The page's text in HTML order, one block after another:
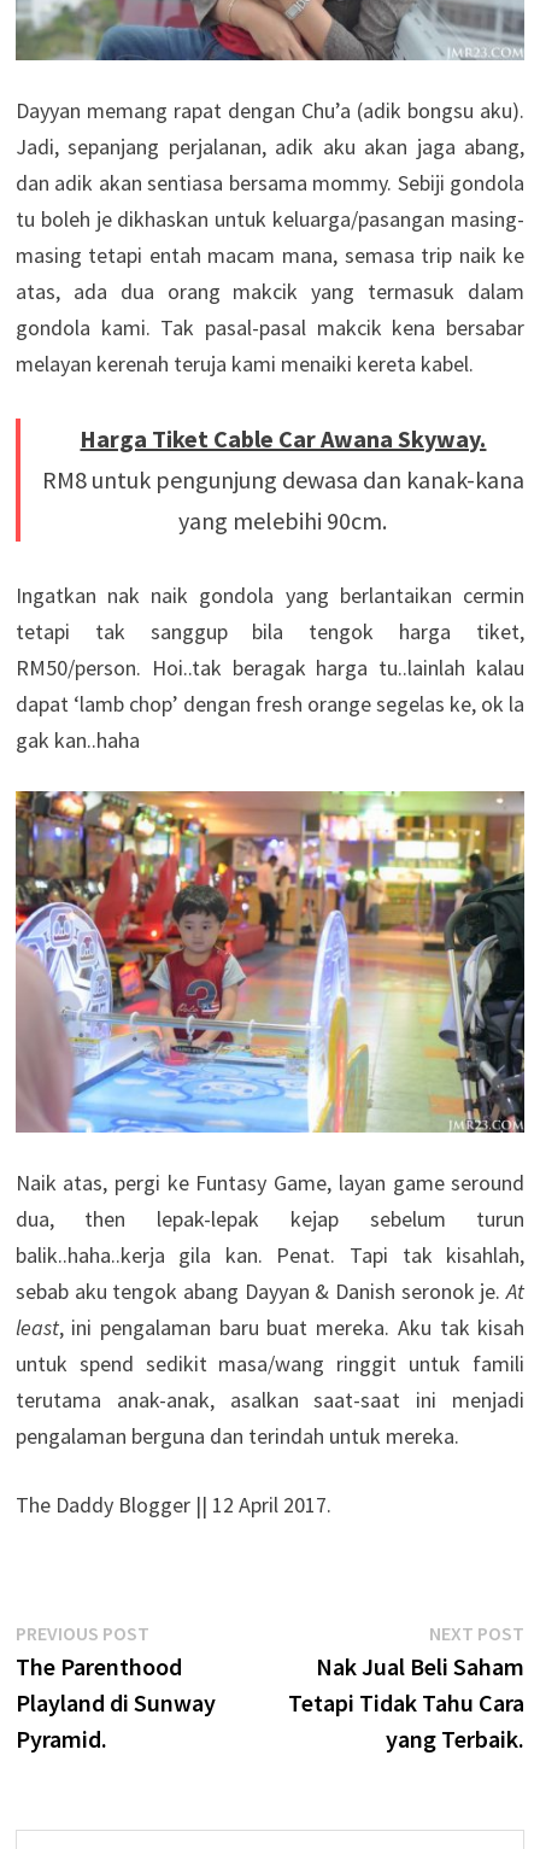
Dayyan memang rapat dengan Chu’a (adik bongsu aku).
Jadi, sepanjang perjalanan, adik aku akan jaga abang,
dan adik akan sentiasa bersama mommy. Sebiji gondola
tu boleh je dikhaskan untuk keluarga/pasangan masing-
masing tetapi entah macam mana, semasa trip naik ke
atas, ada dua orang makcik yang termasuk dalam
gondola kami. Tak pasal-pasal makcik kena bersabar
melayan kerenah teruja kami menaiki kereta kabel.
Harga Tiket Cable Car Awana Skyway.
RM8 untuk pengunjung dewasa dan kanak-kana
yang melebihi 90cm.
Ingatkan nak naik gondola yang berlantaikan cermin
tetapi tak sanggup bila tengok harga tiket,
RM50/person. Hoi..tak beragak harga tu..lainlah kalau
dapat ‘lamb chop’ dengan fresh orange segelas ke, ok la
gak kan..haha
Naik atas, pergi ke Funtasy Game, layan game seround
dua, then lepak-lepak kejap sebelum turun
balik..haha..kerja gila kan. Penat. Tapi tak kisahlah,
sebab aku tengok abang Dayyan & Danish seronok je.At
least, ini pengalaman baru buat mereka. Aku tak kisah
untuk spend sedikit masa/wang ringgit untuk famili
terutama anak-anak, asalkan saat-saat ini menjadi
pengalaman berguna dan terindah untuk mereka.
The Daddy Blogger || 12 April 2017.
Post
navigation
PREVIOUS POSTPrevious
post:
The Parenthood
Playland di Sunway
Pyramid.
NEXT POST
Nak Jual Beli Saham
Tetapi Tidak Tahu Cara
yang Terbaik.